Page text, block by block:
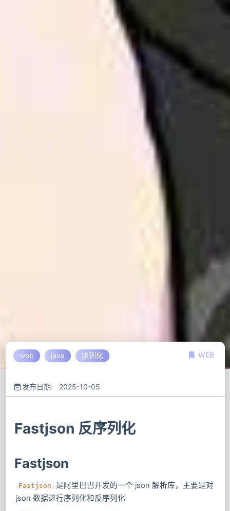
web java 序列化 WEB
发布日期: 2025-10-05
Fastjson 反序列化
Fastjson
Fastjson
是阿里巴巴开发的一个 json 解析库，主要是对
json 数据进行序列化和反序列化